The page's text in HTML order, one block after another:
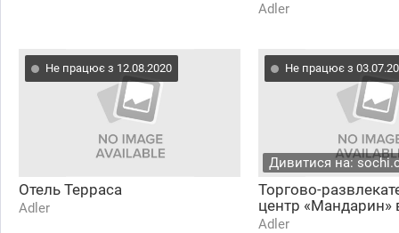
Adler
Не працює з 12.08.2020
Отель Терраса
Adler
Не працює з
Дивитися на:
Торгово-
центр «Мандарин»
Adler